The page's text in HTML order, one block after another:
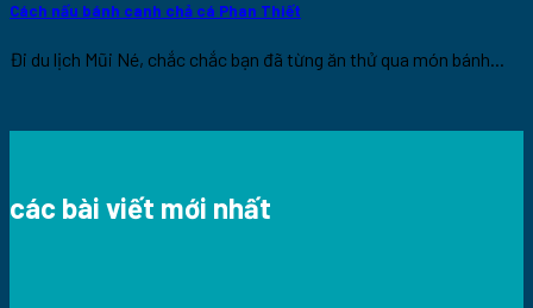
Cách nấu bánh canh chả cá Phan Thiết
Đi du lịch Mũi Né, chắc chắc bạn đã từng ăn thử qua món bánh...
các bài viết mới nhất